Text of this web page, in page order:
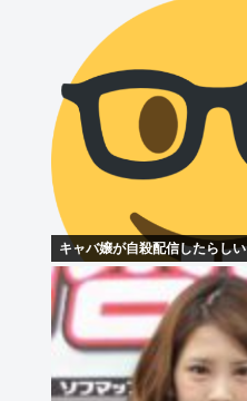
キャバ嬢が自殺配信したらしい